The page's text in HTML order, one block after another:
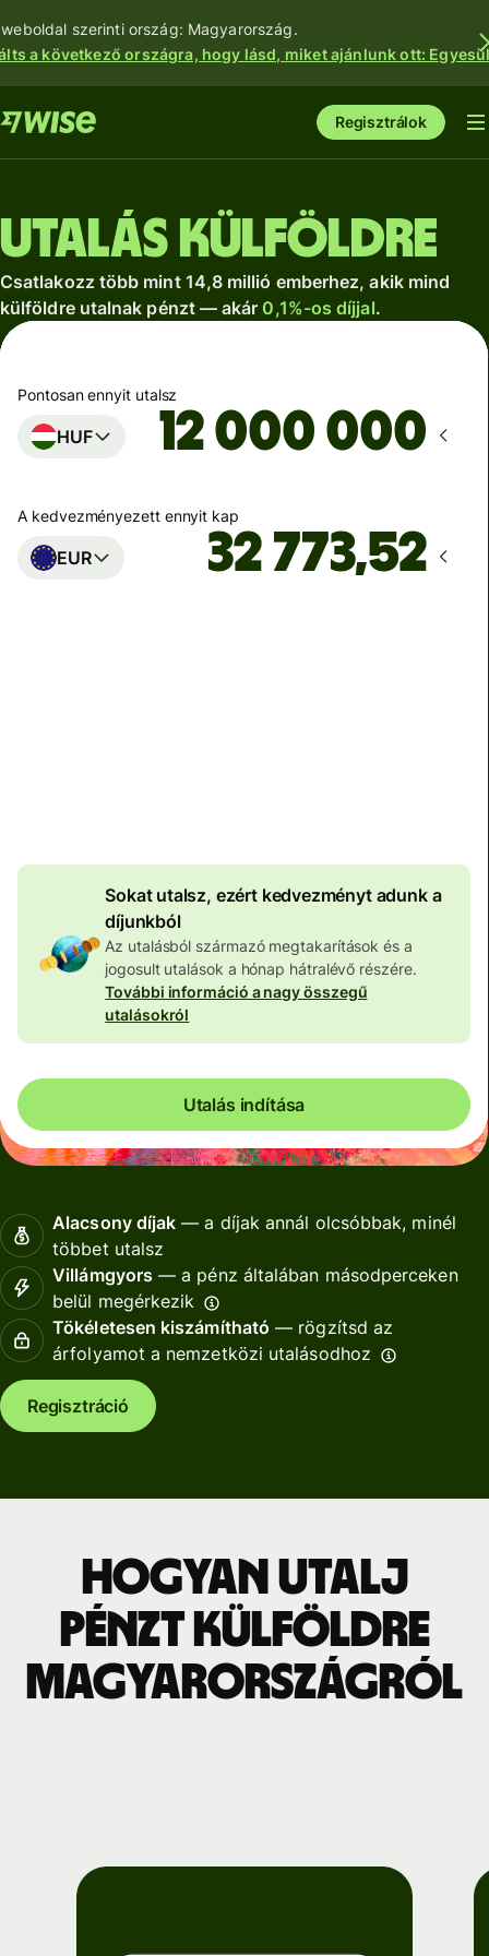
szerinti ország: Magyarország.
a következő országra, hogy lásd, miket ajánlunk ott:
Regisztrálok
Utalás külföldre
Csatlakozz több mint 14,8 millió emberhez, akik mind
külföldre utalnak pénzt — akár 0,1%-os díjjal.
Pontosan ennyit utalsz
HUF
A kedvezményezett ennyit kap
EUR
Sokat utalsz, ezért kedvezményt adunk a
díjunkból
Az utalásból származó megtakarítások és a
jogosult utalások a hónap hátralévő részére.
További információ a nagy összegű
utalásokról
Utalás indítása
Alacsony díjak — a díjak annál olcsóbbak, minél
többet utalsz
Villámgyors — a pénz általában másodperceken
belül megérkezik
Tökéletesen kiszámítható — rögzítsd az
árfolyamot a nemzetközi utalásodhoz
Regisztráció
Hogyan utalj
pénzt külföldre
Magyarországról